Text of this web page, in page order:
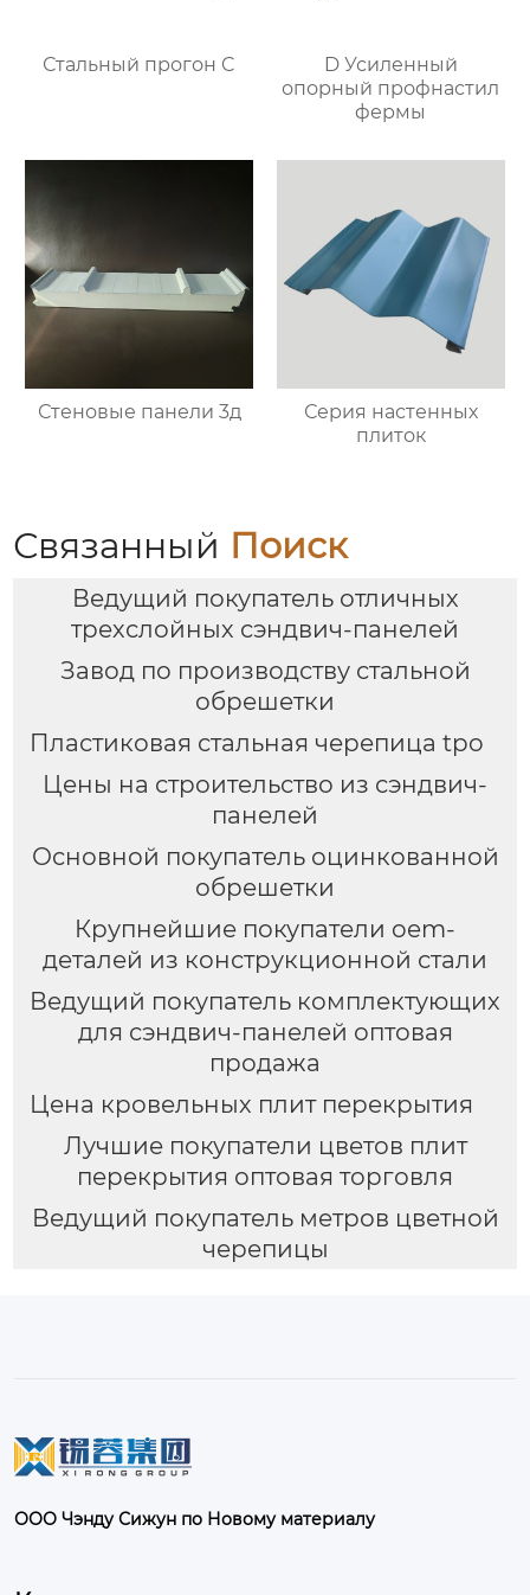
Стальный прогон C
D Усиленный
опорный профнастил
фермы
Стеновые панели 3д
Серия настенных
плиток
Связанный Поиск
Ведущий покупатель отличных
трехслойных сэндвич-панелей
Завод по производству стальной
обрешетки
Пластиковая стальная черепица tpo
Цены на строительство из сэндвич-
панелей
Основной покупатель оцинкованной
обрешетки
Крупнейшие покупатели oem-
деталей из конструкционной стали
Ведущий покупатель комплектующих
для сэндвич-панелей оптовая
продажа
Цена кровельных плит перекрытия
Лучшие покупатели цветов плит
перекрытия оптовая торговля
Ведущий покупатель метров цветной
черепицы
ООО Чэнду Сижун по Новому материалу